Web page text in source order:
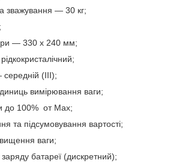
зважування — 30 кг;
— 330 х 240 мм;
середній (III);
вимірювання ваги;
до 100% от Max;
та підсумовування вартості;
ваги;
заряду батареї (дискретний);